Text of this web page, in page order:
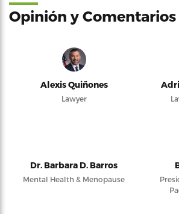
Opinión y Comentarios
Alexis Quiñones
Lawyer
Dr. Barbara D. Barros
Mental Health & Menopause